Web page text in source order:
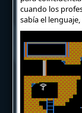
cuando los
sabía el